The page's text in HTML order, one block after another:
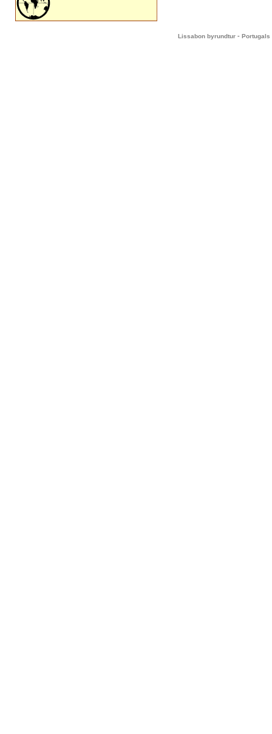
Lissabon byrundtur - Portugals